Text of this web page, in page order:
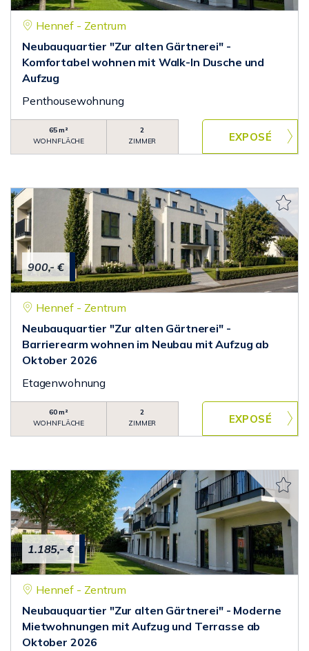
Hennef - Zentrum
Neubauquartier "Zur alten Gärtnerei" -
Komfortabel wohnen mit Walk-In Dusche und
Aufzug
Penthousewohnung
65 m²
WOHNFLÄCHE
2
ZIMMER
900,- €
Hennef - Zentrum
Neubauquartier "Zur alten Gärtnerei" -
Barrierearm wohnen im Neubau mit Aufzug ab
Oktober 2026
Etagenwohnung
60 m²
WOHNFLÄCHE
2
ZIMMER
1.185,- €
Hennef - Zentrum
Neubauquartier "Zur alten Gärtnerei" - Moderne
Mietwohnungen mit Aufzug und Terrasse ab
Oktober 2026